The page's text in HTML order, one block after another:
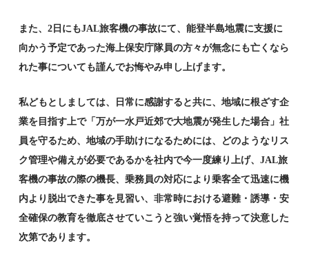
また、2日にもJAL旅客機の事故にて、能登半島地震に支援に
向かう予定であった海上保安庁隊員の方々が無念にも亡くなら
れた事についても謹んでお悔やみ申し上げます。
私どもとしましては、日常に感謝すると共に、地域に根ざす企
業を目指す上で「万が一水戸近郊で大地震が発生した場合」社
員を守るため、地域の手助けになるためには、どのようなリス
ク管理や備えが必要であるかを社内で今一度練り上げ、JAL旅
客機の事故の際の機長、乗務員の対応により乗客全て迅速に機
内より脱出できた事を見習い、非常時における避難・誘導・安
全確保の教育を徹底させていこうと強い覚悟を持って決意した
次第であります。